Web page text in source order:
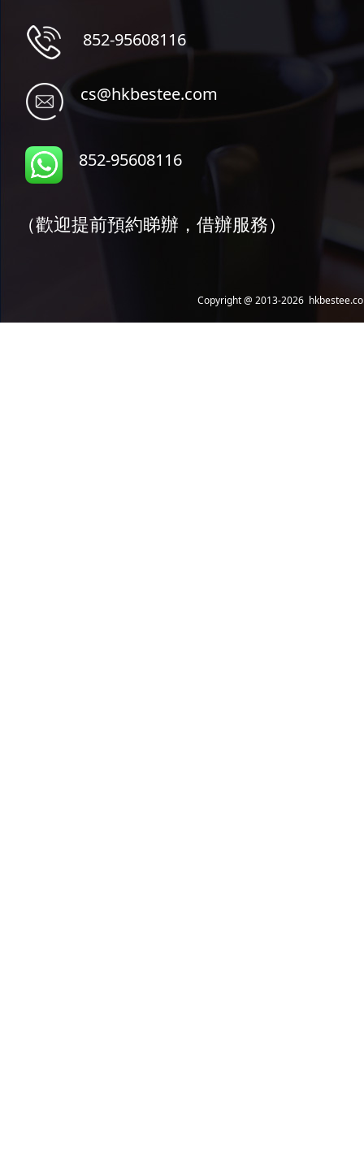
（歡迎提前預約睇辦，借辦服務）
852-95608116
cs@hkbestee.com
Copyright @ 2013-2026
852-95608116